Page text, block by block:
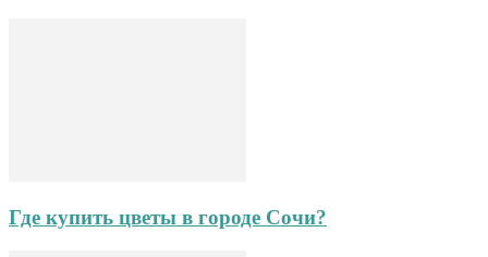
Где купить цветы в городе Сочи?